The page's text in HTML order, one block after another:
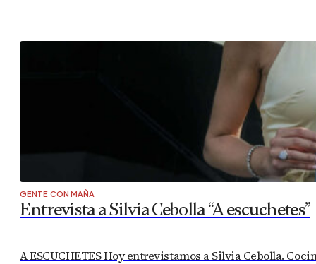
GENTE CON MAÑA
Entrevista a Silvia Cebolla “A escuchetes”
A ESCUCHETES Hoy entrevistamos a Silvia Cebolla.